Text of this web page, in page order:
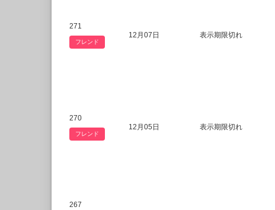
271
フレンド
12月07日 表示期限切れ
270
フレンド
12月05日 表示期限切れ
267